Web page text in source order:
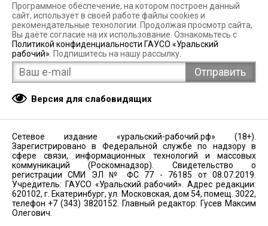
Программное обеспечение, на котором построен данный
сайт, использует в своей работе файлы cookies и
рекомендательные технологии. Продолжая просмотр сайта,
Вы даёте согласие на их использование. Ознакомьтесь с
Политикой конфиденциальности ГАУСО «Уральский
рабочий» . Подпишитесь на нашу рассылку.
Версия для слабовидящих
Сетевое издание «уральский-рабочий.рф» (18+).
Зарегистрировано в Федеральной службе по надзору в
сфере связи, информационных технологий и массовых
коммуникаций (Роскомнадзор). Свидетельство о
регистрации СМИ ЭЛ № ФС 77 - 76185 от 08.07.2019.
Учредитель: ГАУСО «Уральский рабочий». Адрес редакции:
620102, г. Екатеринбург, ул. Московская, дом 54, помещ. 3022,
телефон +7 (343) 3820152. Главный редактор: Гусев Максим
Олегович.